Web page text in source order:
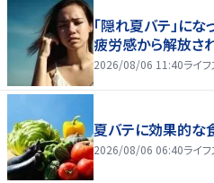
「隠れ夏バテ」に
疲労感から解放さ
2026/08/06 11:40ライ
夏バテに効果的な
2026/08/06 06:40ライ